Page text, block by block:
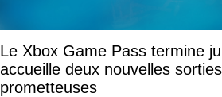
Le Xbox Game Pass termine
accueille deux nouvelles
prometteuses